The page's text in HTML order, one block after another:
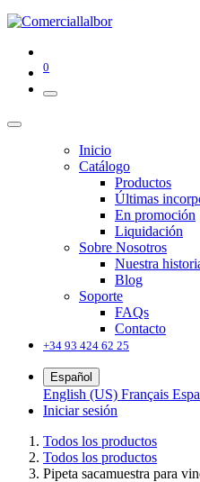
0
Inicio
Catálogo
Productos
Últimas
En promoción
Liquidación
Sobre Nosotros
Nuestra
Blog
Soporte
FAQs
Contacto
+34 93 424 62 25
Español
English (US) Français
Iniciar sesión
Todos los productos
Todos los productos
Pipeta sacamuestra para